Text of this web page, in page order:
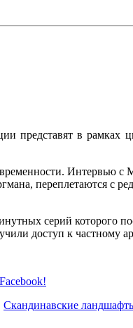
в рамках
Интервью
переплетаются с
серий которого
доступ к частному
Facebook!
Скандинавские